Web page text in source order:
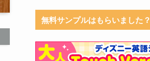
無料サンプルはもらいました？